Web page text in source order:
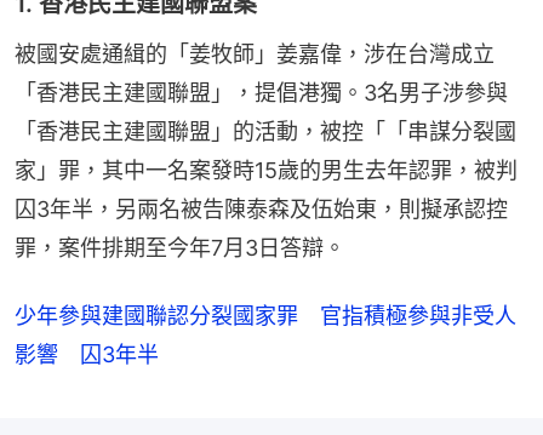
被國安處通緝的「姜牧師」姜嘉偉，涉在台灣成立
「香港民主建國聯盟」，提倡港獨。3名男子涉參與
「香港民主建國聯盟」的活動，被控「「串謀分裂國
家」罪，其中一名案發時15歲的男生去年認罪，被判
囚3年半，另兩名被告陳泰森及伍始東，則擬承認控
罪，案件排期至今年7月3日答辯。
少年參與建國聯認分裂國家罪 官指積極參與非受人
影響 囚3年半